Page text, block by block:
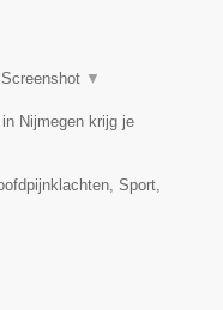
Screenshot ▼
Nijmegen krijg je
Sport,